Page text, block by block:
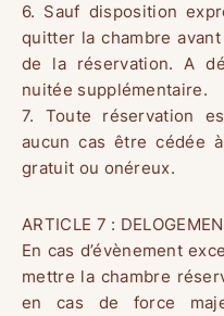
6. Sauf disposition
quitter la chambre
de la réservation. A
nuitée supplémentaire.
7. Toute réservation
aucun cas être cédée
gratuit ou onéreux.
ARTICLE 7 :
En cas d’évènement
mettre la chambre
en cas de force